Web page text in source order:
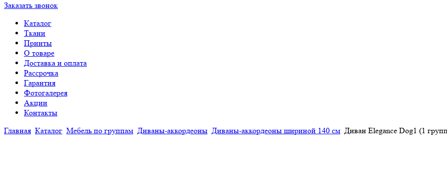
Заказать звонок
Каталог
Ткани
Принты
О товаре
Доставка и оплата
Рассрочка
Гарантия
Фотогалерея
Акции
Контакты
Главная Каталог Мебель по группам Диваны-аккордеоны Диваны-аккордеоны шириной 140 см Диван Elegance Dog1 (1